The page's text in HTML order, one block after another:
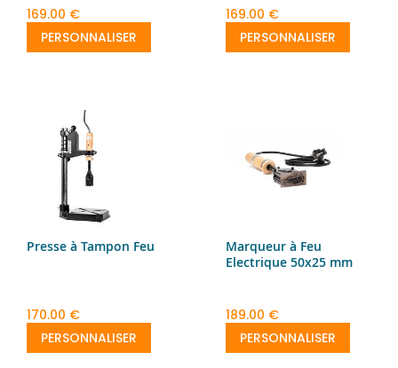
169.00 €
PERSONNALISER
169.00 €
PERSONNALISER
Presse à Tampon Feu
170.00 €
PERSONNALISER
Marqueur à Feu
Electrique 50x25 mm
189.00 €
PERSONNALISER